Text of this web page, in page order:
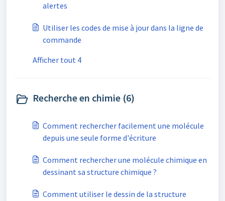
alertes
Utiliser les codes de mise à jour dans la ligne de
commande
Afficher tout 4
Recherche en chimie (6)
Comment rechercher facilement une molécule
depuis une seule forme d'écriture
Comment rechercher une molécule chimique en
dessinant sa structure chimique ?
Comment utiliser le dessin de la structure